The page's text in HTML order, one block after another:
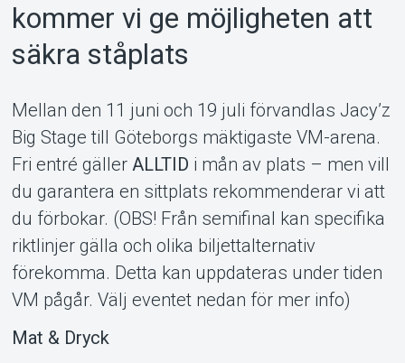
Support
kommer vi ge möjligheten att
säkra ståplats
Mellan den 11 juni och 19 juli förvandlas Jacy’z
Big Stage till Göteborgs mäktigaste VM-arena.
Fri entré gäller ALLTID i mån av plats – men vill
du garantera en sittplats rekommenderar vi att
du förbokar. (OBS! Från semifinal kan specifika
riktlinjer gälla och olika biljettalternativ
förekomma. Detta kan uppdateras under tiden
VM pågår. Välj eventet nedan för mer info)
Mat & Dryck